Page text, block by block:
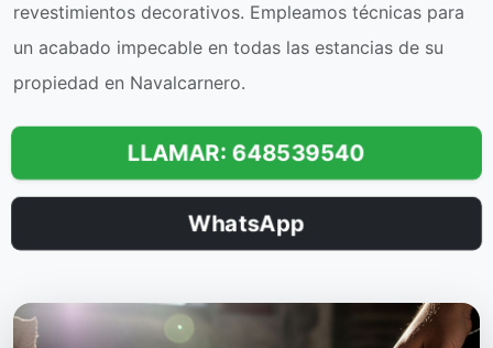
revestimientos decorativos. Empleamos técnicas para
un acabado impecable en todas las estancias de su
propiedad en Navalcarnero.
LLAMAR: 648539540
WhatsApp